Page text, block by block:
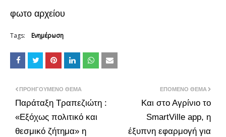
φωτο αρχείου
Tags: Ενημέρωση
ΕΠΌΜΕΝΟ ΘΈΜΑ
Και στο Αγρίνιο το
SmartVille app, η
έξυπνη εφαρμογή για
ΠΡΟΗΓΟΎΜΕΝΟ ΘΈΜΑ
Παράταξη Τραπεζιώτη :
«Εξόχως πολιτικό και
θεσμικό ζήτημα» η